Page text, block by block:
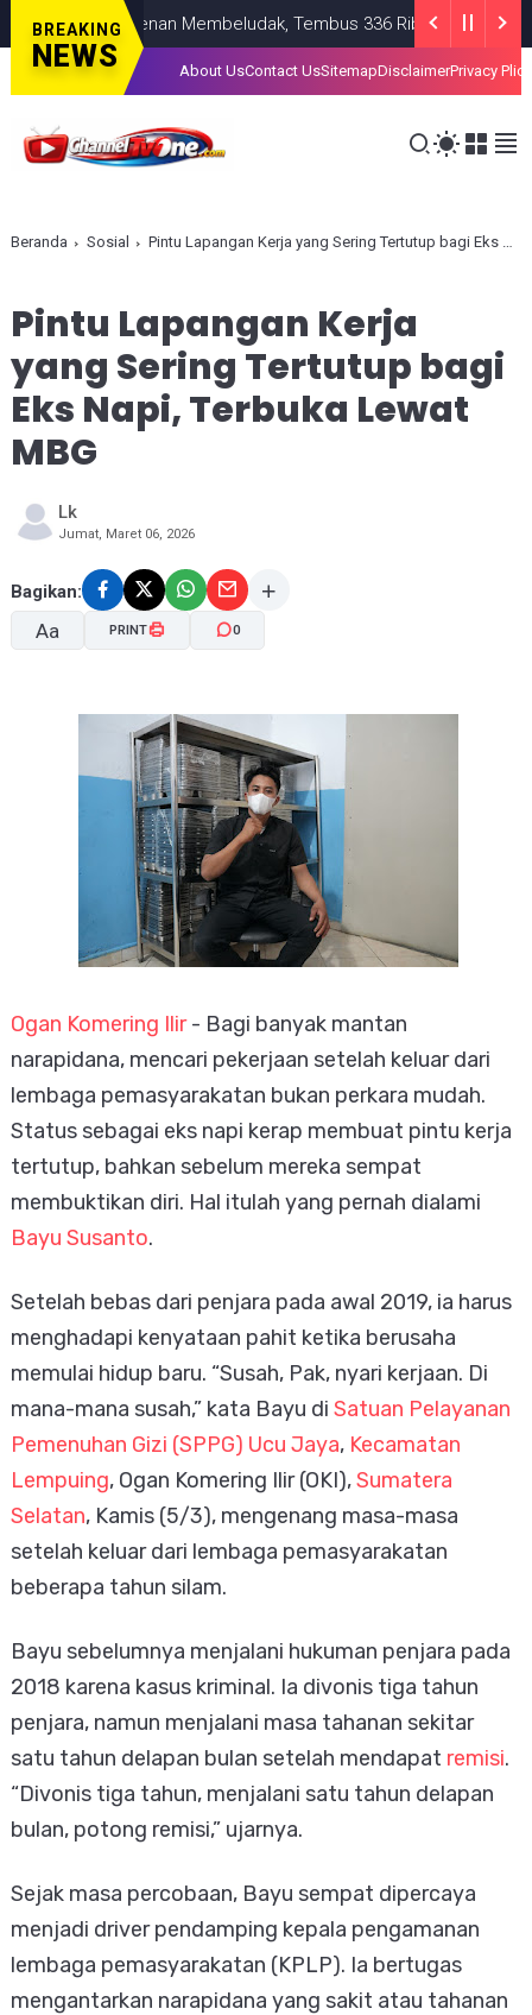
BREAKING
NEWS
Membeludak, Tembus 336 Ribu Pendaftar!
About UsContact UsSitemapDisclaimerPrivacy Plice
Beranda Sosial Pintu Lapangan Kerja yang Sering Tertutup bagi Eks Napi, Terbuka Lewat MBG
Pintu Lapangan Kerja
yang Sering Tertutup bagi
Eks Napi, Terbuka Lewat
MBG
Lk
Jumat, Maret 06, 2026
Bagikan:
Aa
A- A+
PRINT 0
Ogan Komering Ilir- Bagi banyak mantan
narapidana, mencari pekerjaan setelah keluar dari
lembaga pemasyarakatan bukan perkara mudah.
Status sebagai eks napi kerap membuat pintu kerja
tertutup, bahkan sebelum mereka sempat
membuktikan diri. Hal itulah yang pernah dialami
Bayu Susanto.
Setelah bebas dari penjara pada awal 2019, ia harus
menghadapi kenyataan pahit ketika berusaha
memulai hidup baru. “Susah, Pak, nyari kerjaan. Di
mana-mana susah,” kata Bayu di Satuan Pelayanan
Pemenuhan Gizi (SPPG) Ucu Jaya, Kecamatan
Lempuing, Ogan Komering Ilir (OKI),Sumatera
Selatan, Kamis (5/3), mengenang masa-masa
setelah keluar dari lembaga pemasyarakatan
beberapa tahun silam.
Bayu sebelumnya menjalani hukuman penjara pada
2018 karena kasus kriminal. Ia divonis tiga tahun
penjara, namun menjalani masa tahanan sekitar
satu tahun delapan bulan setelah mendapat remisi.
“Divonis tiga tahun, menjalani satu tahun delapan
bulan, potong remisi,” ujarnya.
Sejak masa percobaan, Bayu sempat dipercaya
menjadi driver pendamping kepala pengamanan
lembaga pemasyarakatan (KPLP). Ia bertugas
mengantarkan narapidana yang sakit atau tahanan